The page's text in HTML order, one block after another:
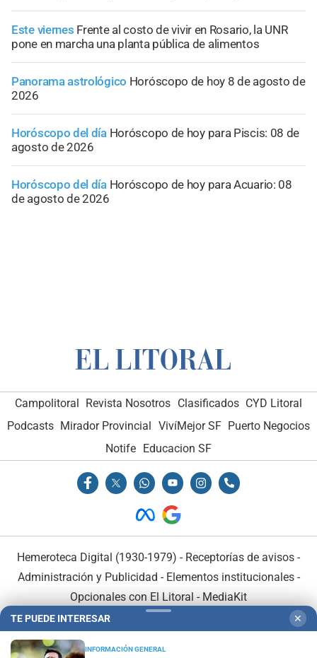
Este viernes Frente al costo de vivir en Rosario, la UNR
pone en marcha una planta pública de alimentos
Panorama astrológico Horóscopo de hoy 8 de agosto de
2026
Horóscopo del día Horóscopo de hoy para Piscis: 08 de
agosto de 2026
Horóscopo del día Horóscopo de hoy para Acuario: 08
de agosto de 2026
Campolitoral Revista Nosotros Clasificados CYD Litoral
Podcasts Mirador Provincial VivíMejor SF Puerto Negocios
Notife
Educacion SF
Hemeroteca Digital (1930-1979) - Receptorías de avisos -
Administración y Publicidad - Elementos institucionales-
Opcionales con El Litoral - MediaKit
TE PUEDE INTERESAR ✕
INFORMACIÓN GENERAL